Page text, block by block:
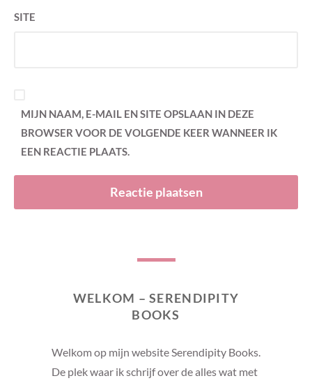
SITE
MIJN NAAM, E-MAIL EN SITE OPSLAAN IN DEZE
BROWSER VOOR DE VOLGENDE KEER WANNEER IK
EEN REACTIE PLAATS.
WELKOM – SERENDIPITY
BOOKS
Welkom op mijn website Serendipity Books.
De plek waar ik schrijf over de alles wat met